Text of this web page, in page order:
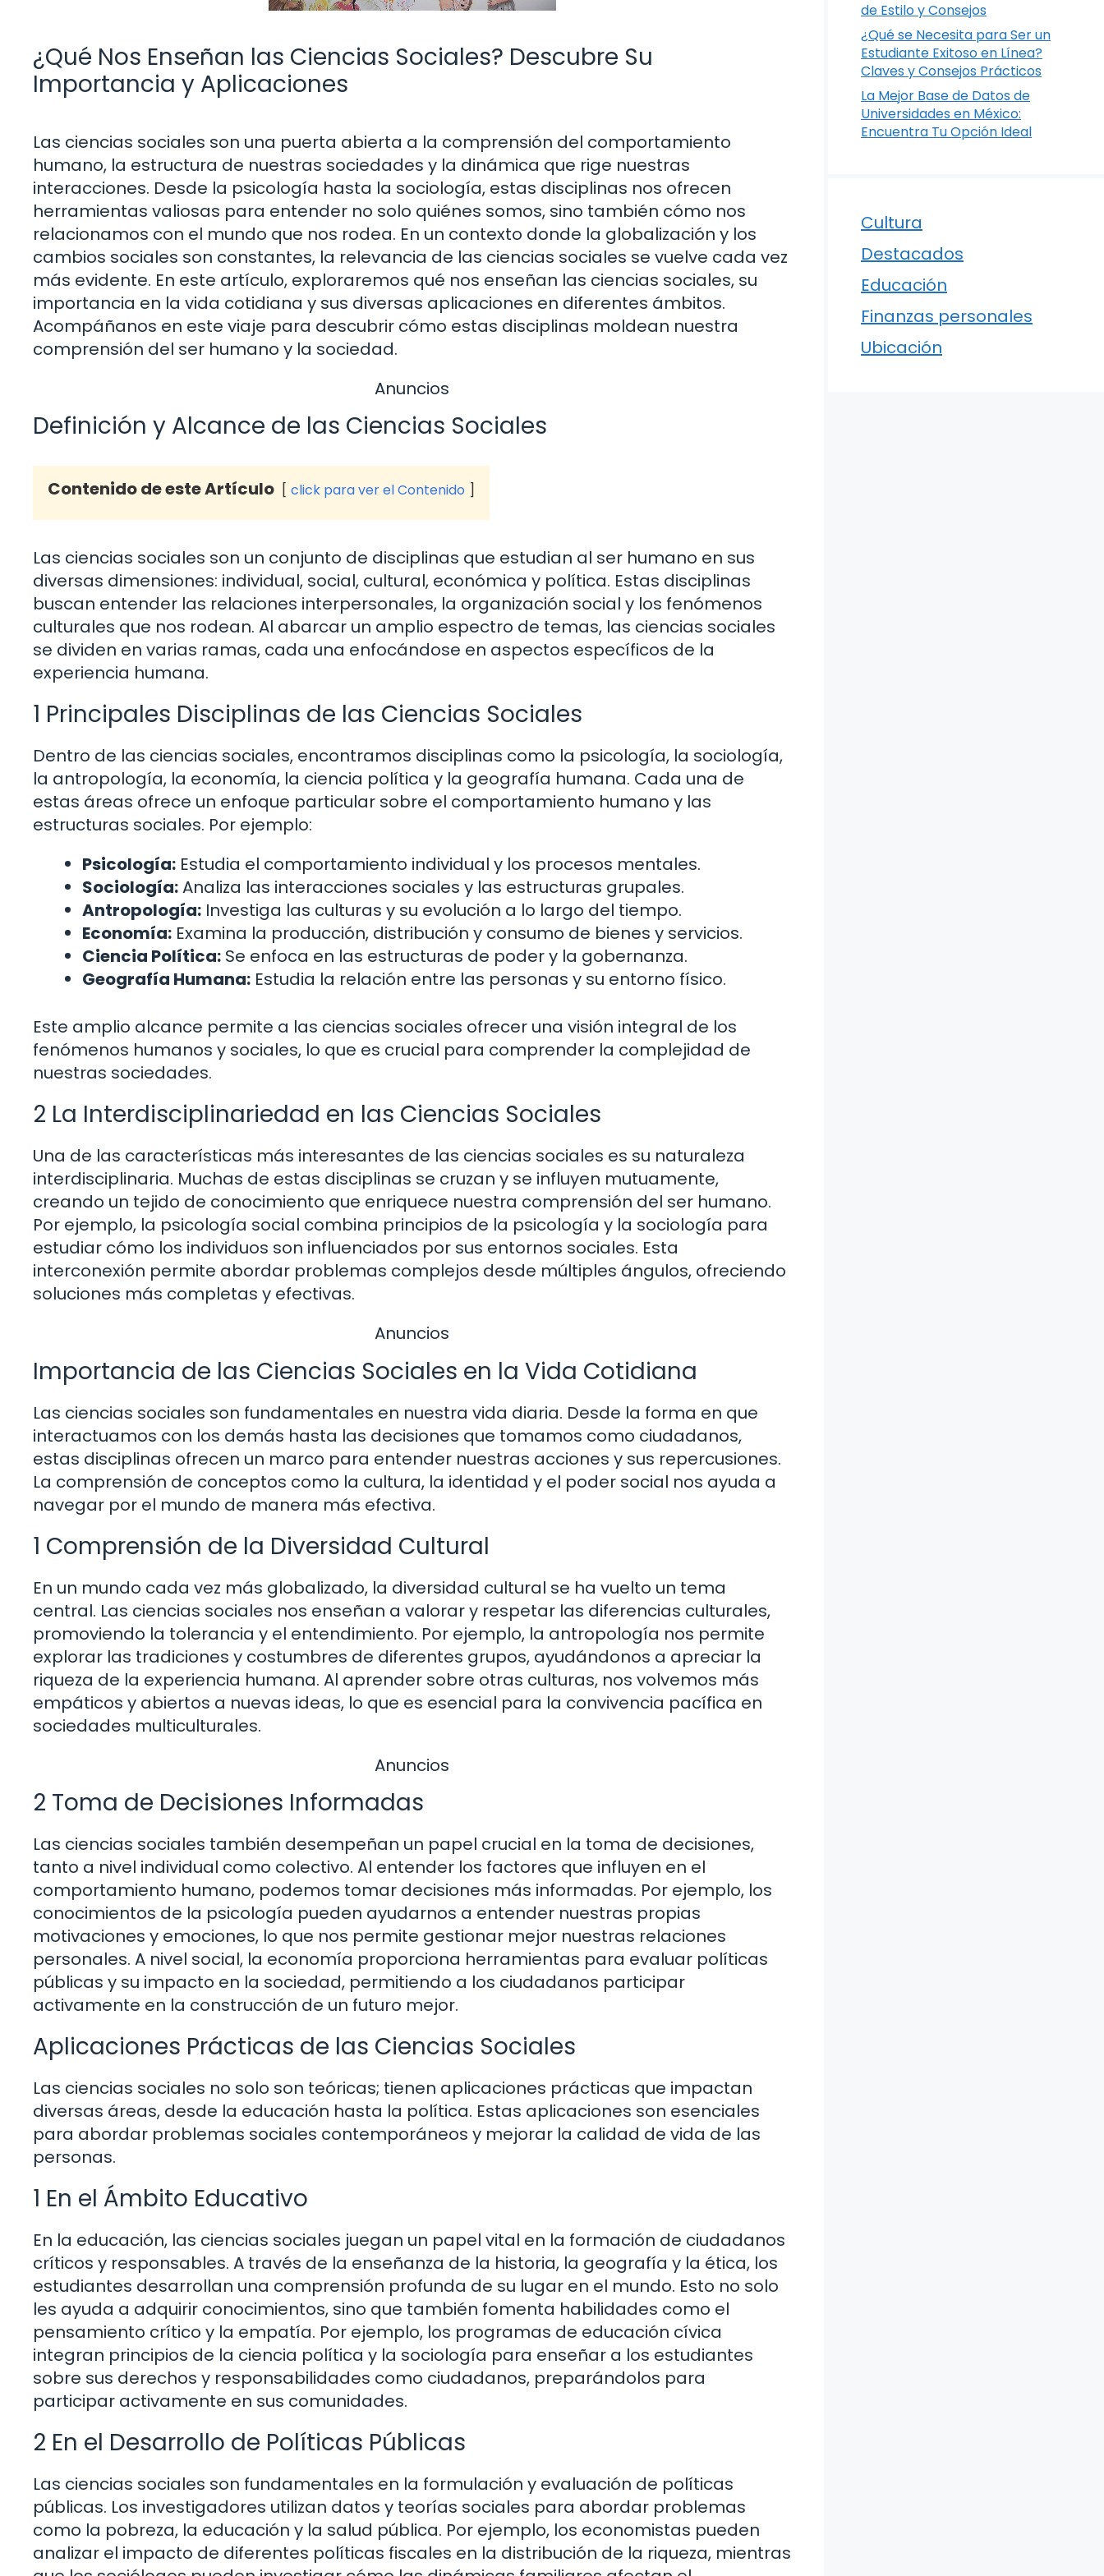
¿Qué Nos Enseñan las Ciencias Sociales? Descubre Su
Importancia y Aplicaciones
Las ciencias sociales son una puerta abierta a la comprensión del comportamiento
humano, la estructura de nuestras sociedades y la dinámica que rige nuestras
interacciones. Desde la psicología hasta la sociología, estas disciplinas nos ofrecen
herramientas valiosas para entender no solo quiénes somos, sino también cómo nos
relacionamos con el mundo que nos rodea. En un contexto donde la globalización y los
cambios sociales son constantes, la relevancia de las ciencias sociales se vuelve cada vez
más evidente. En este artículo, exploraremos qué nos enseñan las ciencias sociales, su
importancia en la vida cotidiana y sus diversas aplicaciones en diferentes ámbitos.
Acompáñanos en este viaje para descubrir cómo estas disciplinas moldean nuestra
comprensión del ser humano y la sociedad.
Anuncios
Definición y Alcance de las Ciencias Sociales
Contenido de este Artículo click para ver el Contenido
Las ciencias sociales son un conjunto de disciplinas que estudian al ser humano en sus
diversas dimensiones: individual, social, cultural, económica y política. Estas disciplinas
buscan entender las relaciones interpersonales, la organización social y los fenómenos
culturales que nos rodean. Al abarcar un amplio espectro de temas, las ciencias sociales
se dividen en varias ramas, cada una enfocándose en aspectos específicos de la
experiencia humana.
1 Principales Disciplinas de las Ciencias Sociales
Dentro de las ciencias sociales, encontramos disciplinas como la psicología, la sociología,
la antropología, la economía, la ciencia política y la geografía humana. Cada una de
estas áreas ofrece un enfoque particular sobre el comportamiento humano y las
estructuras sociales. Por ejemplo:
Psicología: Estudia el comportamiento individual y los procesos mentales.
Sociología:Analiza las interacciones sociales y las estructuras grupales.
Antropología: Investiga las culturas y su evolución a lo largo del tiempo.
Economía: Examina la producción, distribución y consumo de bienes y servicios.
Ciencia Política: Se enfoca en las estructuras de poder y la gobernanza.
Geografía Humana: Estudia la relación entre las personas y su entorno físico.
Este amplio alcance permite a las ciencias sociales ofrecer una visión integral de los
fenómenos humanos y sociales, lo que es crucial para comprender la complejidad de
nuestras sociedades.
2 La Interdisciplinariedad en las Ciencias Sociales
Una de las características más interesantes de las ciencias sociales es su naturaleza
interdisciplinaria. Muchas de estas disciplinas se cruzan y se influyen mutuamente,
creando un tejido de conocimiento que enriquece nuestra comprensión del ser humano.
Por ejemplo, la psicología social combina principios de la psicología y la sociología para
estudiar cómo los individuos son influenciados por sus entornos sociales. Esta
interconexión permite abordar problemas complejos desde múltiples ángulos, ofreciendo
soluciones más completas y efectivas.
Anuncios
Importancia de las Ciencias Sociales en la Vida Cotidiana
Las ciencias sociales son fundamentales en nuestra vida diaria. Desde la forma en que
interactuamos con los demás hasta las decisiones que tomamos como ciudadanos,
estas disciplinas ofrecen un marco para entender nuestras acciones y sus repercusiones.
La comprensión de conceptos como la cultura, la identidad y el poder social nos ayuda a
navegar por el mundo de manera más efectiva.
1 Comprensión de la Diversidad Cultural
En un mundo cada vez más globalizado, la diversidad cultural se ha vuelto un tema
central. Las ciencias sociales nos enseñan a valorar y respetar las diferencias culturales,
promoviendo la tolerancia y el entendimiento. Por ejemplo, la antropología nos permite
explorar las tradiciones y costumbres de diferentes grupos, ayudándonos a apreciar la
riqueza de la experiencia humana. Al aprender sobre otras culturas, nos volvemos más
empáticos y abiertos a nuevas ideas, lo que es esencial para la convivencia pacífica en
sociedades multiculturales.
Anuncios
2 Toma de Decisiones Informadas
Las ciencias sociales también desempeñan un papel crucial en la toma de decisiones,
tanto a nivel individual como colectivo. Al entender los factores que influyen en el
comportamiento humano, podemos tomar decisiones más informadas. Por ejemplo, los
conocimientos de la psicología pueden ayudarnos a entender nuestras propias
motivaciones y emociones, lo que nos permite gestionar mejor nuestras relaciones
personales. A nivel social, la economía proporciona herramientas para evaluar políticas
públicas y su impacto en la sociedad, permitiendo a los ciudadanos participar
activamente en la construcción de un futuro mejor.
Aplicaciones Prácticas de las Ciencias Sociales
Las ciencias sociales no solo son teóricas; tienen aplicaciones prácticas que impactan
diversas áreas, desde la educación hasta la política. Estas aplicaciones son esenciales
para abordar problemas sociales contemporáneos y mejorar la calidad de vida de las
personas.
1 En el Ámbito Educativo
En la educación, las ciencias sociales juegan un papel vital en la formación de ciudadanos
críticos y responsables. A través de la enseñanza de la historia, la geografía y la ética, los
estudiantes desarrollan una comprensión profunda de su lugar en el mundo. Esto no solo
les ayuda a adquirir conocimientos, sino que también fomenta habilidades como el
pensamiento crítico y la empatía. Por ejemplo, los programas de educación cívica
integran principios de la ciencia política y la sociología para enseñar a los estudiantes
sobre sus derechos y responsabilidades como ciudadanos, preparándolos para
participar activamente en sus comunidades.
2 En el Desarrollo de Políticas Públicas
Las ciencias sociales son fundamentales en la formulación y evaluación de políticas
públicas. Los investigadores utilizan datos y teorías sociales para abordar problemas
como la pobreza, la educación y la salud pública. Por ejemplo, los economistas pueden
analizar el impacto de diferentes políticas fiscales en la distribución de la riqueza, mientras
de Estilo y Consejos
¿Qué se Necesita para Ser un
Estudiante Exitoso en Línea?
Claves y Consejos Prácticos
La Mejor Base de Datos de
Universidades en México:
Encuentra Tu Opción Ideal
Cultura
Destacados
Educación
Finanzas personales
Ubicación